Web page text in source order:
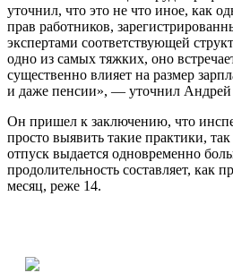
уточнил, что это не что иное, как
прав работников,
экспертами соответствующей
одно из са­мых тяжких, оно
существенно влияет на размер
и даже пенсии», — уточнил
Он пришел к заключению, что
просто выявить такие практики,
отпуск выдается одновременно
продолительность составляет, как
месяц, реже 14.